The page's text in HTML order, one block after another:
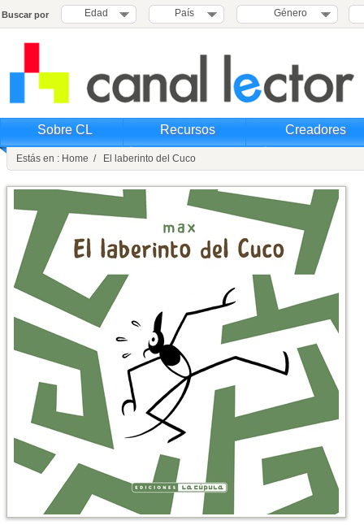
Buscar por Edad País Género
Sobre CL Recursos Creadores
Estás en : Home / El laberinto del Cuco